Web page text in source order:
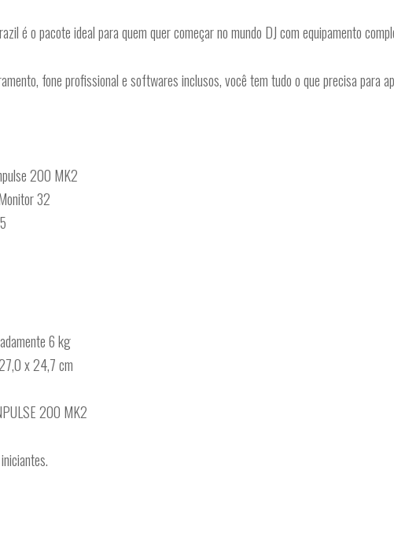
é o pacote ideal para quem quer começar no mundo DJ com equipamento
fone profissional e softwares inclusos, você tem tudo o que precisa para
200 MK2
32
6 kg
x 24,7 cm
200 MK2